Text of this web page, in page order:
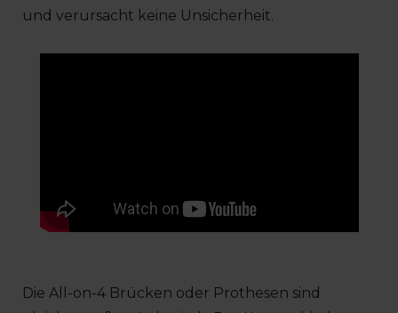
und verursacht keine Unsicherheit.
Die All-on-4 Brücken oder Prothesen sind